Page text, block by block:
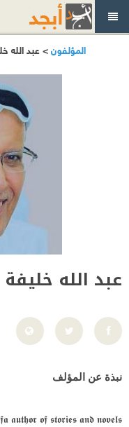
المؤلفون> عبد الله
عبد الله خليفة
نبذة عن المؤلف
𝖆𝖚𝖙𝖍𝖔𝖗 𝖔𝖋 𝖘𝖙𝖔𝖗𝖎𝖊𝖘 𝖆𝖓𝖉 𝖓𝖔𝖛𝖊𝖑𝖘